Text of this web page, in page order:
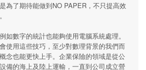
為了期待能做到NO PAPER，不只提高效
如數字的統計也能夠使用電腦系統處理。
使用這些技巧，至少對數理背景的我們而
念也能更快上手。企業保險的領域是從公
備的海上及陸上運輸，一直到公司成立營